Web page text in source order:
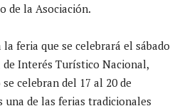
de la Asociación.
feria que se celebrará el sábado
de Interés Turístico Nacional,
celebran del 17 al 20 de
una de las ferias tradicionales